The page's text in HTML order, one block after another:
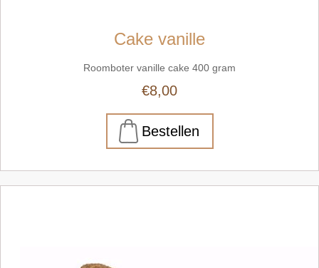
Cake vanille
Roomboter vanille cake 400 gram
€8,00